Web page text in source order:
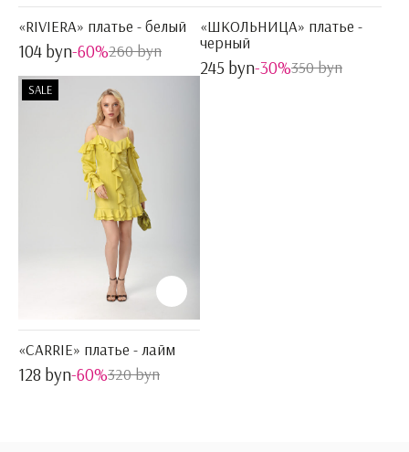
«RIVIERA» платье - белый
104 byn-60%260 byn
«ШКОЛЬНИЦА» платье -
черный
245 byn-30%350 byn
SALE
«CARRIE» платье - лайм
128 byn-60%320 byn